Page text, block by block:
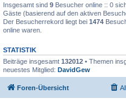
Insgesamt sind 9 Besucher online :: 0
Gäste (basierend auf den aktiven
Der Besucherrekord liegt bei 1474
online waren.
STATISTIK
Beiträge insgesamt 132012 • Themen
neuestes Mitglied: DavidGew
Foren-Übersicht